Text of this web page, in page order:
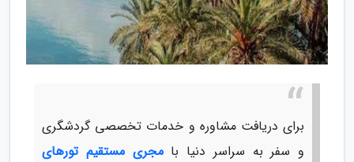
برای دریافت مشاوره و خدمات تخصصی گردشگری
و سفر به سراسر دنیا بامجری مستقیم تورهای